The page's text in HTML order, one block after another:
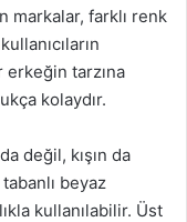
markalar, farklı renk
erkeğin tarzına
kolaydır.
değil, kışın da
beyaz
kullanılabilir. Üst